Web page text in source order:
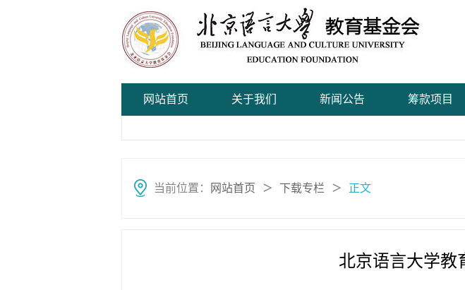
网站首页 关于我们 新闻公告 筹款项目
当前位置： 网站首页 ＞ 下载专栏 ＞ 正文
北京语言大学教